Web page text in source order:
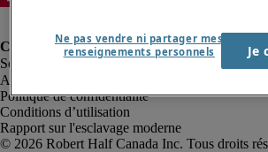
Alerte à la fraude
Politique de confidentialité
Conditions d’utilisation
Rapport sur l'esclavage moderne
Robert Half Canada Inc. Tous droits
Ne pas vendre ni partager mes
renseignements personnels
Je